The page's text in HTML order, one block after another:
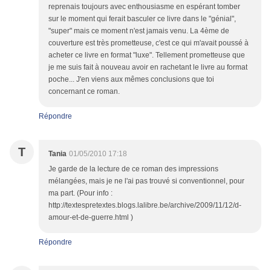
reprenais toujours avec enthousiasme en espérant tomber
sur le moment qui ferait basculer ce livre dans le "génial",
"super" mais ce moment n'est jamais venu. La 4ème de
couverture est très prometteuse, c'est ce qui m'avait poussé à
acheter ce livre en format "luxe". Tellement prometteuse que
je me suis fait à nouveau avoir en rachetant le livre au format
poche... J'en viens aux mêmes conclusions que toi
concernant ce roman.
Répondre
T Tania 01/05/2010 17:18
Je garde de la lecture de ce roman des impressions
mélangées, mais je ne l'ai pas trouvé si conventionnel, pour
ma part. (Pour info :
http://textespretextes.blogs.lalibre.be/archive/2009/11/12/d-
amour-et-de-guerre.html )
Répondre